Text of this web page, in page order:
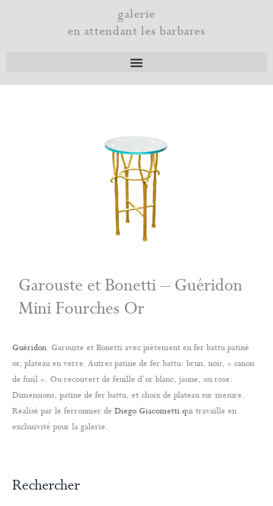
galerie
en attendant les barbares
Garouste et Bonetti – Guéridon
Mini Fourches Or
Guéridon Garouste et Bonetti avec piètement en fer battu patiné
or, plateau en verre. Autres patine de fer battu: brun, noir, « canon
de fusil ». Ou recouvert de feuille d’or blanc, jaune, ou rose.
Dimensions, patine de fer battu, et choix de plateau sur mesure.
Réalisé par le ferronnier de Diego Giacometti qui travaille en
exclusivité pour la galerie.
Rechercher